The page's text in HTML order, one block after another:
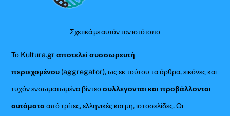
Σχετικά με αυτόν τον ιστότοπο
Το Kultura.grαποτελεί συσσωρευτή
περιεχομένου (aggregator), ως εκ τούτου τα άρθρα, εικόνες και
τυχόν ενσωματωμένα βίντεοσυλλεγονται και προβάλλονται
αυτόματααπό τρίτες, ελληνικές και μη, ιστοσελίδες. Οι